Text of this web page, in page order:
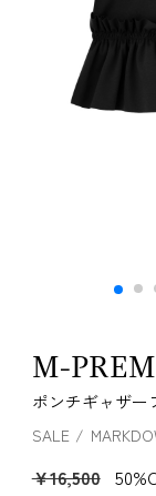
M-
ポンチギャザー
SALE
￥16,500